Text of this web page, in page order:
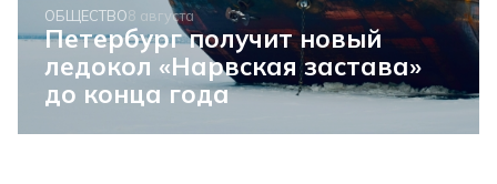
ОБЩЕСТВО8 августа
Петербург получит новый
ледокол «Нарвская застава»
до конца года